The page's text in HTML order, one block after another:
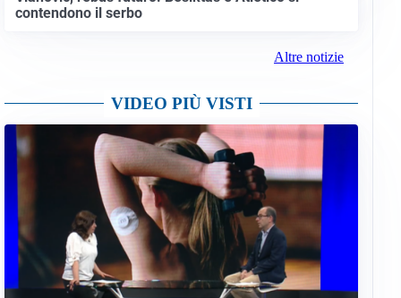
contendono il serbo
Altre notizie
VIDEO PIÙ VISTI